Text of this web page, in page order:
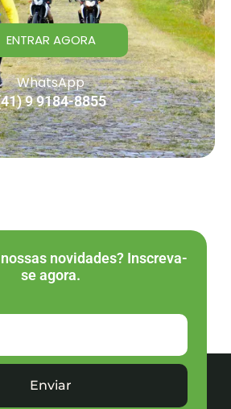
ENTRAR AGORA
WhatsApp
9 9184-8855
novidades? Inscreva-
se agora.
Enviar